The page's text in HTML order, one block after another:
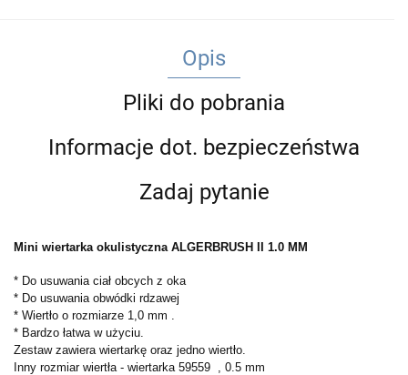
Opis
Pliki do pobrania
Informacje dot. bezpieczeństwa
Zadaj pytanie
Mini wiertarka okulistyczna ALGERBRUSH II 1.0 MM
* Do usuwania ciał obcych z oka
* Do usuwania obwódki rdzawej
* Wiertło o rozmiarze 1,0 mm .
* Bardzo łatwa w użyciu.
Zestaw zawiera wiertarkę oraz jedno wiertło.
Inny rozmiar wiertła - wiertarka 59559 , 0.5 mm